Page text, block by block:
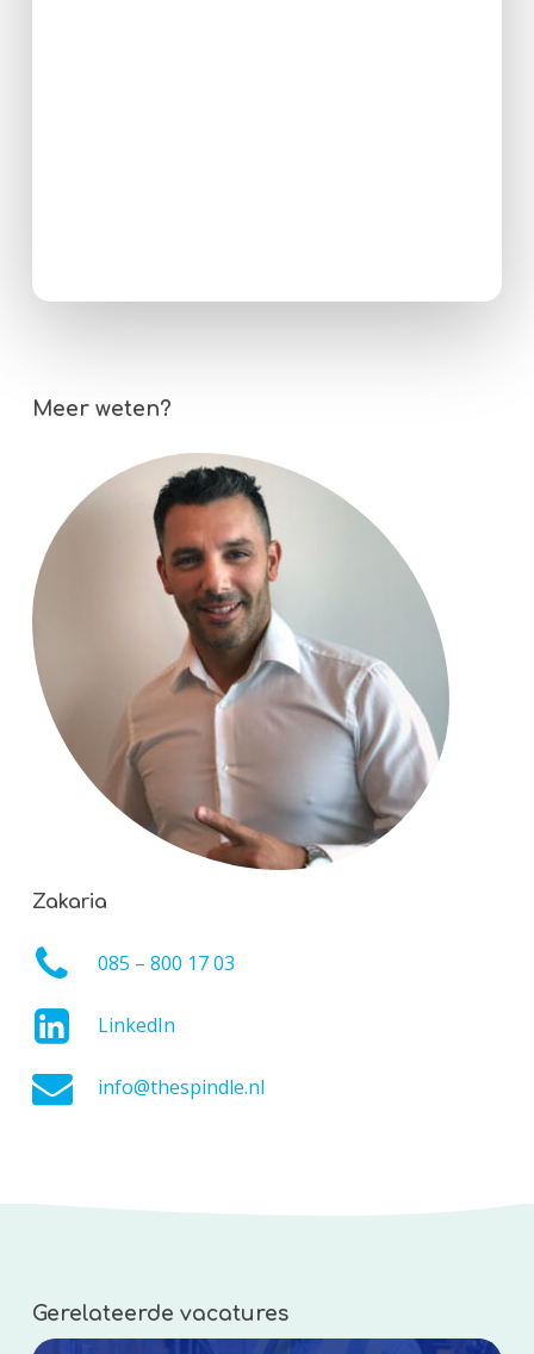
Meer weten?
Zakaria
085 – 800 17 03
LinkedIn
info@thespindle.nl
Gerelateerde vacatures